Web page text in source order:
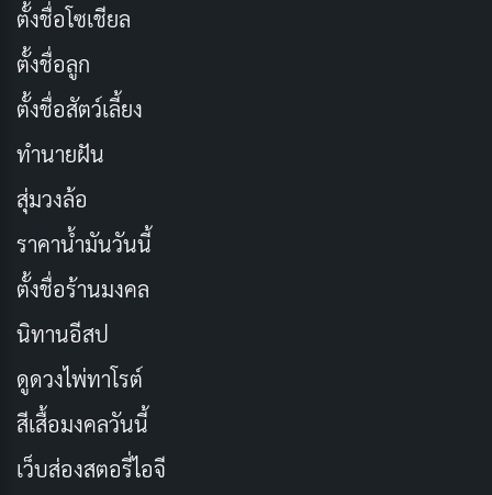
Re:ZERO -Starting Life in Another
World- Director’s Cut ซีซั่น 3
เรื่องราวใน
Re:ZERO -Starting Life in Another World-
เด็กหนุ่มธรรมดาที่ถูกส่งตัวไปยังโลกแฟนตาซีอันลี้ลับ หลัง
ตั้งชื่อโซเชียล
ตั้งชื่อลูก
ตั้งชื่อสัตว์เลี้ยง
ทำนายฝัน
สุ่มวงล้อ
ราคาน้ำมันวันนี้
ตั้งชื่อร้านมงคล
นิทานอีสป
ดูดวงไพ่ทาโรต์
สีเสื้อมงคลวันนี้
เว็บส่องสตอรี่ไอจี